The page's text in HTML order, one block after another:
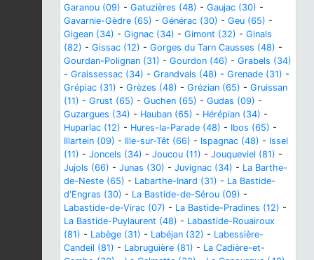
Garanou (09) - Gatuzières (48) - Gaujac (30) -
Gavarnie-Gèdre (65) - Générac (30) - Geu (65) -
Gigean (34) - Gignac (34) - Gimont (32) - Ginals
(82) - Gissac (12) - Gorges du Tarn Causses (48) -
Gourdan-Polignan (31) - Gourdon (46) - Grabels (34)
- Graissessac (34) - Grandvals (48) - Grenade (31) -
Grépiac (31) - Grèzes (48) - Grézian (65) - Gruissan
(11) - Grust (65) - Guchen (65) - Gudas (09) -
Guzargues (34) - Hauban (65) - Hérépian (34) -
Huparlac (12) - Hures-la-Parade (48) - Ibos (65) -
Illartein (09) - Ille-sur-Têt (66) - Ispagnac (48) - Issel
(11) - Joncels (34) - Joucou (11) - Jouqueviel (81) -
Jujols (66) - Junas (30) - Juvignac (34) - La Barthe-
de-Neste (65) - Labarthe-Inard (31) - La Bastide-
d'Engras (30) - La Bastide-de-Sérou (09) -
Labastide-de-Virac (07) - La Bastide-Pradines (12) -
La Bastide-Puylaurent (48) - Labastide-Rouairoux
(81) - Labège (31) - Labéjan (32) - Labessière-
Candeil (81) - Labruguière (81) - La Cadière-et-